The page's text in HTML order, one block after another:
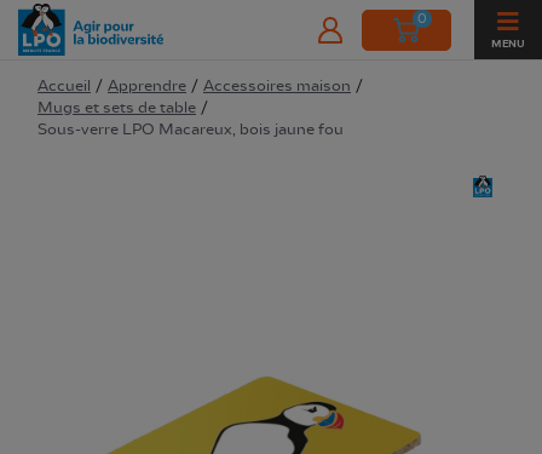
0
MENU
Accueil / Apprendre / Accessoires maison /
Mugs et sets de table /
Sous-verre LPO Macareux, bois jaune fou